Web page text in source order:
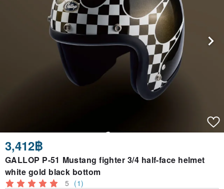
3,412฿
GALLOP P-51 Mustang fighter 3/4 half-face helmet
white gold black bottom
5 (1)